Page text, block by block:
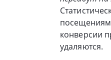
конверсии
удаляются.